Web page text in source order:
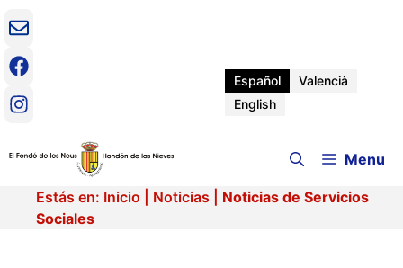
Saltar
contenido
Español
Valencià
English
Menu
Estás en: Inicio Noticias
Noticias de Servicios
Sociales